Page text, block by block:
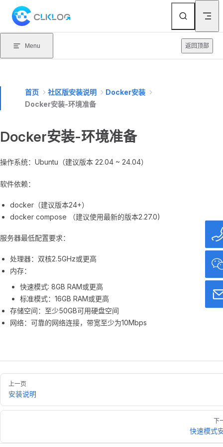
Skip to content
Menu 返回顶部
首页 社区版安装说明
Docker安装
Docker安装-环境准备
Docker安装-环境准备
操作系统：Ubuntu（建议版本 22.04 ~ 24.04）
软件依赖：
docker（建议版本24+）
docker compose （建议使用最新的版本2.27.0)
服务器最低配置要求：
处理器：双核2.5GHz或更高
内存：
快速模式: 8GB RAM或更高
标准模式：16GB RAM或更高
存储空间：至少50GB可用硬盘空间
网络：可靠的网络连接，带宽至少为10Mbps
上一页
安装说明
下
快速模式